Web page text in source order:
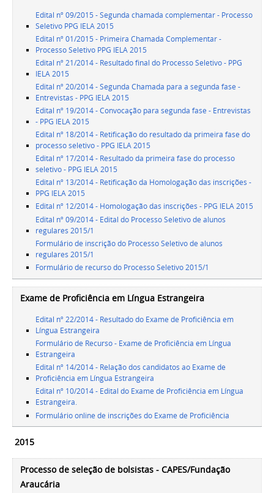
Edital nº 09/2015 - Segunda chamada complementar - Processo
Seletivo PPG IELA 2015
Edital nº 01/2015 - Primeira Chamada Complementar -
Processo Seletivo PPG IELA 2015
Edital nº 21/2014 - Resultado final do Processo Seletivo - PPG
IELA 2015
Edital nº 20/2014 - Segunda Chamada para a segunda fase -
Entrevistas - PPG IELA 2015
Edital nº 19/2014 - Convocação para segunda fase - Entrevistas
- PPG IELA 2015
Edital nº 18/2014 - Retificação do resultado da primeira fase do
processo seletivo - PPG IELA 2015
Edital nº 17/2014 - Resultado da primeira fase do processo
seletivo - PPG IELA 2015
Edital nº 13/2014 - Retificação da Homologação das inscrições -
PPG IELA 2015
Edital nº 12/2014 - Homologação das inscrições - PPG IELA 2015
Edital nº 09/2014 - Edital do Processo Seletivo de alunos
regulares 2015/1
Formulário de inscrição do Processo Seletivo de alunos
regulares 2015/1
Formulário de recurso do Processo Seletivo 2015/1
Exame de Proficiência em Língua Estrangeira
Edital nº 22/2014 - Resultado do Exame de Proficiência em
Língua Estrangeira
Formulário de Recurso - Exame de Proficiência em Língua
Estrangeira
Edital nº 14/2014 - Relação dos candidatos ao Exame de
Proficiência em Língua Estrangeira
Edital nº 10/2014 - Edital do Exame de Proficiência em Língua
Estrangeira.
Formulário online de inscrições do Exame de Proficiência
2015
Processo de seleção de bolsistas - CAPES/Fundação
Araucária